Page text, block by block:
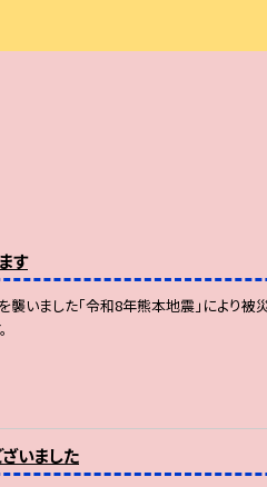
す
ました「令和8年熊本地震」により被
いました